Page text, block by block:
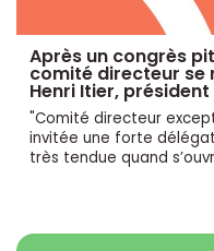
Après un congrès
comité directeur se
Henri Itier,
"Comité directeur
invitée une forte
très tendue quand